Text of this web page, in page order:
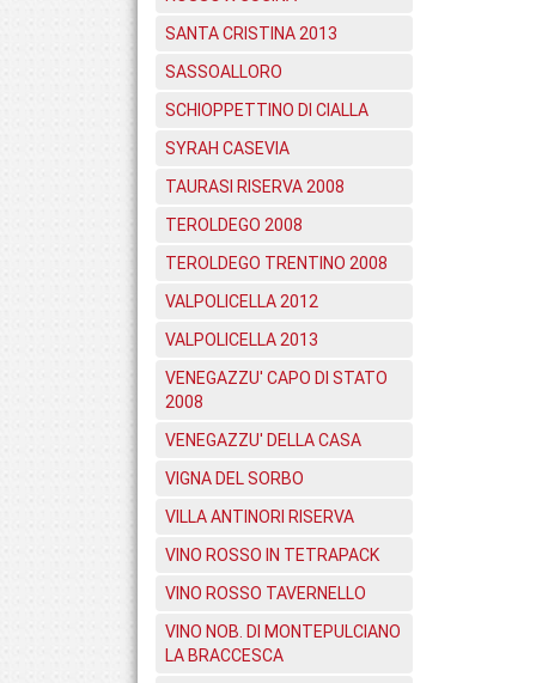
SANTA CRISTINA 2013
SASSOALLORO
SCHIOPPETTINO DI CIALLA
SYRAH CASEVIA
TAURASI RISERVA 2008
TEROLDEGO 2008
TEROLDEGO TRENTINO 2008
VALPOLICELLA 2012
VALPOLICELLA 2013
VENEGAZZU' CAPO DI STATO
2008
VENEGAZZU' DELLA CASA
VIGNA DEL SORBO
VILLA ANTINORI RISERVA
VINO ROSSO IN TETRAPACK
VINO ROSSO TAVERNELLO
VINO NOB. DI MONTEPULCIANO
LA BRACCESCA